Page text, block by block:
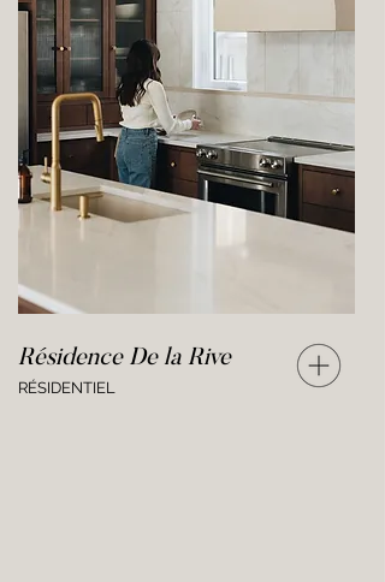
Résidence De la Rive
RÉSIDENTIEL